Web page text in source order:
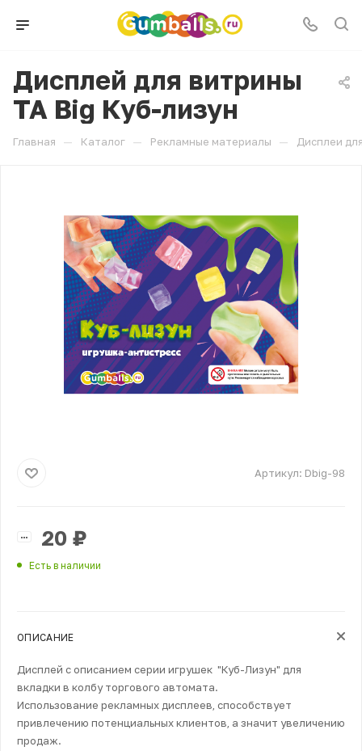
Дисплей для витрины
ТА Big Куб-лизун
Главная — Каталог — Рекламные материалы — Дисплеи
Артикул: Dbig-98
20 ₽
Есть в наличии
ОПИСАНИЕ
Дисплей с описанием серии игрушек "Куб-Лизун" для
вкладки в колбу торгового автомата.
Использование рекламных дисплеев, способствует
привлечению потенциальных клиентов, а значит увеличению
продаж.